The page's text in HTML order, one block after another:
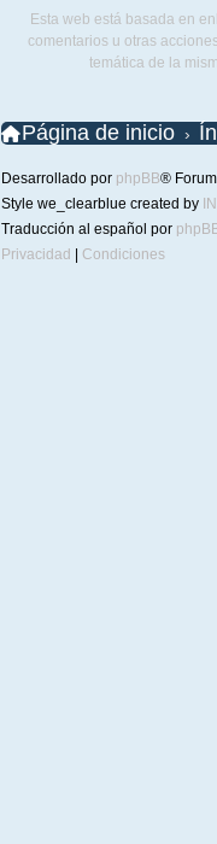
Esta web está basada en
comentarios u otras
temática de la
Página de inicio
Desarrollado por phpBB®
Style we_clearblue created by
Traducción al español por
Privacidad
Condiciones